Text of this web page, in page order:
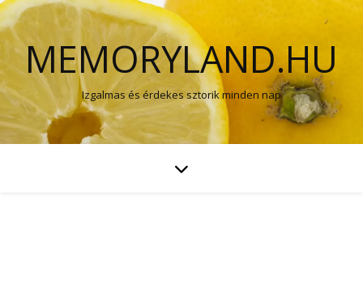
MEMORYLAND.HU
Izgalmas és érdekes sztorik minden nap